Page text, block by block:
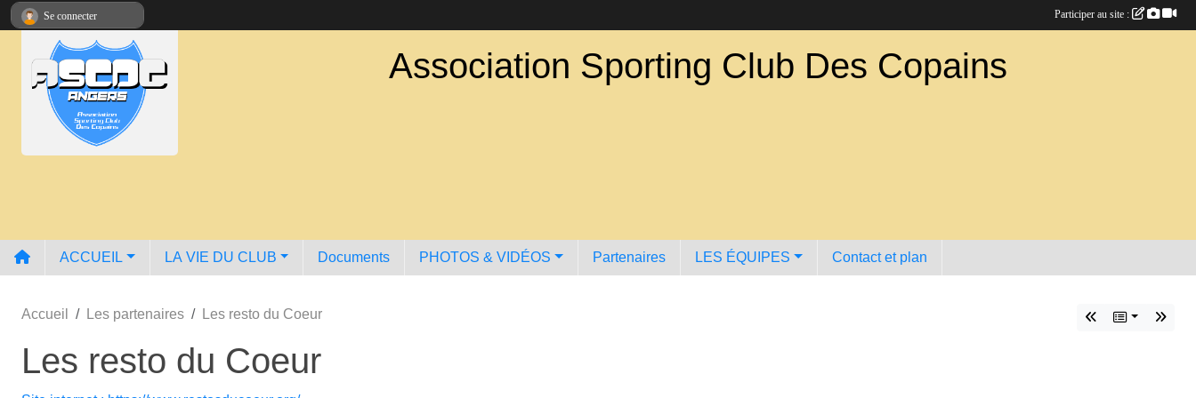
Association Sporting Club Des Copains
ACCUEIL LA VIE DU CLUB Documents PHOTOS & VIDÉOS Partenaires LES ÉQUIPES Contact et plan
Accueil Les partenaires Les resto du Coeur
Les resto du Coeur
Se connecter Participer au site :
Panneau de gestion des cookies